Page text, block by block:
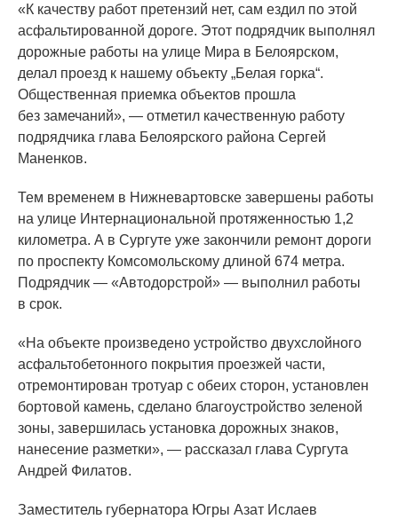
«К качеству работ претензий нет, сам ездил по этой
асфальтированной дороге. Этот подрядчик выполнял
дорожные работы на улице Мира в Белоярском,
делал проезд к нашему объекту „Белая горка“.
Общественная приемка объектов прошла
без замечаний», — отметил качественную работу
подрядчика глава Белоярского района Сергей
Маненков.
Тем временем в Нижневартовске завершены работы
на улице Интернациональной протяженностью 1,2
километра. А в Сургуте уже закончили ремонт дороги
по проспекту Комсомольскому длиной 674 метра.
Подрядчик — «Автодорстрой» — выполнил работы
в срок.
«На объекте произведено устройство двухслойного
асфальтобетонного покрытия проезжей части,
отремонтирован тротуар с обеих сторон, установлен
бортовой камень, сделано благоустройство зеленой
зоны, завершилась установка дорожных знаков,
нанесение разметки», — рассказал глава Сургута
Андрей Филатов.
Заместитель губернатора Югры Азат Ислаев